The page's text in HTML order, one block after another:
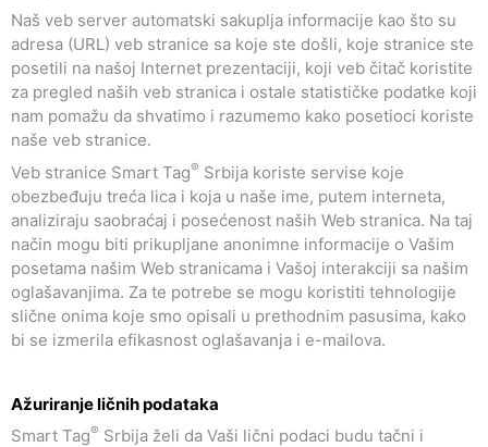
Naš veb server automatski sakuplja informacije kao što su
adresa (URL) veb stranice sa koje ste došli, koje stranice ste
posetili na našoj Internet prezentaciji, koji veb čitač koristite
za pregled naših veb stranica i ostale statističke podatke koji
nam pomažu da shvatimo i razumemo kako posetioci koriste
naše veb stranice.
Veb stranice Smart Tag® Srbija koriste servise koje
obezbeđuju treća lica i koja u naše ime, putem interneta,
analiziraju saobraćaj i posećenost naših Web stranica. Na taj
način mogu biti prikupljane anonimne informacije o Vašim
posetama našim Web stranicama i Vašoj interakciji sa našim
oglašavanjima. Za te potrebe se mogu koristiti tehnologije
slične onima koje smo opisali u prethodnim pasusima, kako
bi se izmerila efikasnost oglašavanja i e-mailova.
Ažuriranje ličnih podataka
Smart Tag® Srbija želi da Vaši lični podaci budu tačni i